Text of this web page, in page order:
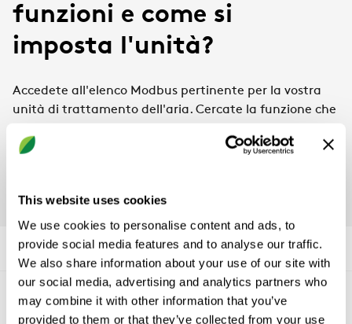
This website uses cookies
We use cookies to personalise content and ads, to
provide social media features and to analyse our traffic.
We also share information about your use of our site with
our social media, advertising and analytics partners who
may combine it with other information that you’ve
provided to them or that they’ve collected from your use
funzioni e come si
imposta l'unità?
Accedete all'elenco Modbus pertinente per la vostra
unità di trattamento dell'aria. Cercate la funzione che
ottenete i valori corretti, verificate che la funzione sia
Conosciamoci